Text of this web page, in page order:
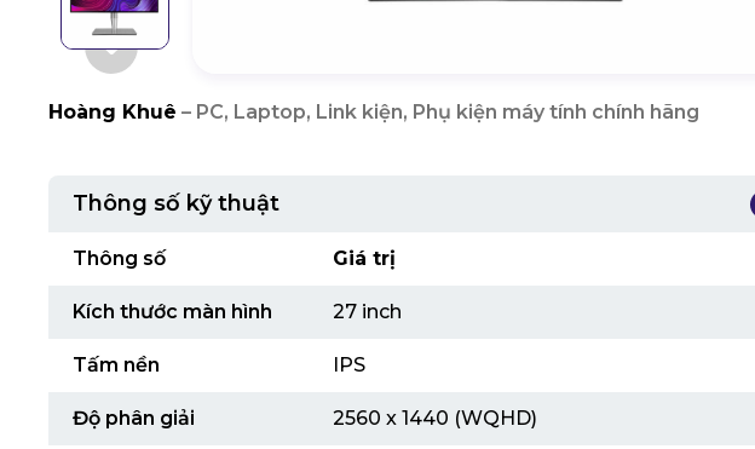
Hoàng Khuê – PC, Laptop, Link kiện, Phụ kiện máy tính chính hãng
Thông số kỹ thuật
Thông số Giá trị
Kích thước màn hình 27 inch
Tấm nền IPS
Độ phân giải 2560 x 1440 (WQHD)